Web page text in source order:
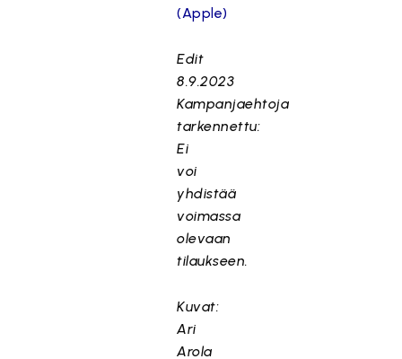
(Apple)
Edit
8.9.2023
Kampanjaehtoja
tarkennettu:
Ei
voi
yhdistää
voimassa
olevaan
tilaukseen.
Kuvat:
Ari
Arola